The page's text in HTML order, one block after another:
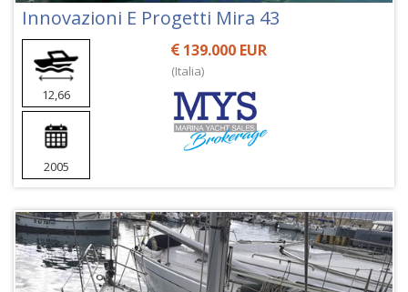
Innovazioni E Progetti Mira 43
12,66
2005
139.000 EUR
(Italia)